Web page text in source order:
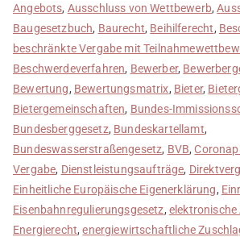
Angebots, Ausschluss von Wettbewerb,
Baugesetzbuch, Baurecht, Beihilferecht,
beschränkte Vergabe mit
Beschwerdeverfahren, Bewerber,
Bewertung, Bewertungsmatrix, Bieter,
Bietergemeinschaften, Bundes-
Bundesberggesetz, Bundeskartellamt,
Bundeswasserstraßengesetz, BVB,
Vergabe, Dienstleistungsaufträge,
Einheitliche Europäische Eigenerklärung,
Eisenbahnregulierungsgesetz, elektronische
Energierecht,energiewirtschaftliche